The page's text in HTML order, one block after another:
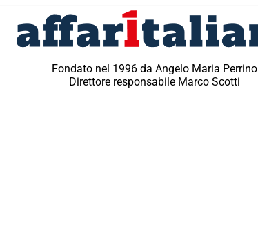
Fondato nel 1996 da Angelo Maria Perrino
Direttore responsabile Marco Scotti